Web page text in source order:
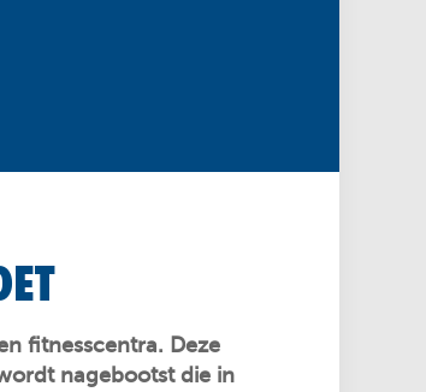
fitnesscentra. Deze
nagebootst die in